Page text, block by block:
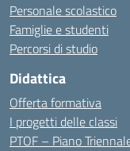
Personale scolastico
Famiglie e studenti
Percorsi di studio
Didattica
Offerta formativa
I progetti delle classi
PTOF – Piano